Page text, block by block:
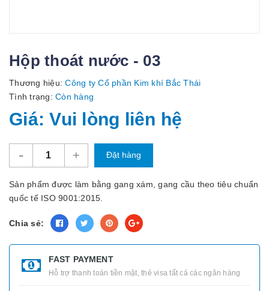
Hộp thoát nước - 03
Thương hiệu: Công ty Cổ phần Kim khí Bắc Thái
Tình trạng: Còn hàng
Giá: Vui lòng liên hệ
- + Đặt hàng
Sản phẩm được làm bằng gang xám, gang cầu theo tiêu chuẩn
quốc tế ISO 9001:2015.
Chia sẻ:
FAST PAYMENT
Hỗ trợ thanh toán tiền mặt, thẻ visa tất cả các ngân hàng